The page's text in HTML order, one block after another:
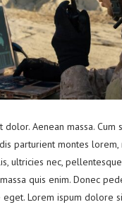
Aenean massa. Cum
parturient montes lorem,
ultricies nec,
quis enim. Donec
Lorem ispum dolore